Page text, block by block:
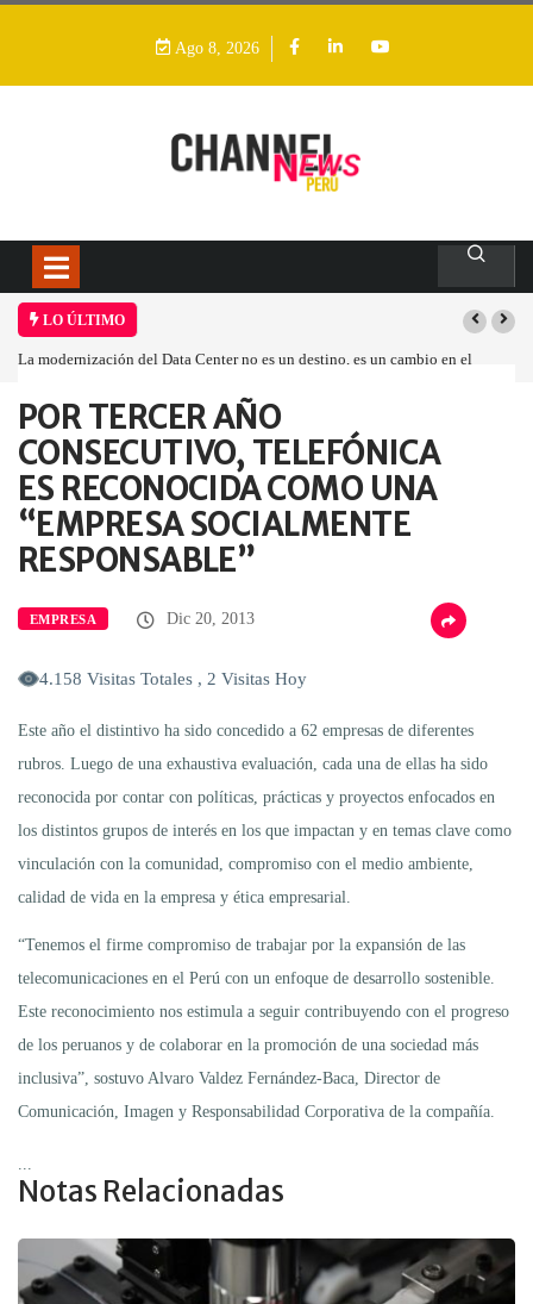
Ago 8, 2026
LO ÚLTIMO
La modernización del Data Center no es un destino, es un cambio en el
Home
Empresa POR TERCER AÑO…
POR TERCER AÑO
CONSECUTIVO, TELEFÓNICA
ES RECONOCIDA COMO UNA
“EMPRESA SOCIALMENTE
RESPONSABLE”
EMPRESA Dic 20, 2013
4.158 Visitas Totales , 2 Visitas Hoy
Este año el distintivo ha sido concedido a 62 empresas de diferentes
rubros. Luego de una exhaustiva evaluación, cada una de ellas ha sido
reconocida por contar con políticas, prácticas y proyectos enfocados en
los distintos grupos de interés en los que impactan y en temas clave como
vinculación con la comunidad, compromiso con el medio ambiente,
calidad de vida en la empresa y ética empresarial.
“Tenemos el firme compromiso de trabajar por la expansión de las
telecomunicaciones en el Perú con un enfoque de desarrollo sostenible.
Este reconocimiento nos estimula a seguir contribuyendo con el progreso
de los peruanos y de colaborar en la promoción de una sociedad más
inclusiva”, sostuvo Alvaro Valdez Fernández-Baca, Director de
Comunicación, Imagen y Responsabilidad Corporativa de la compañía.
Notas Relacionadas